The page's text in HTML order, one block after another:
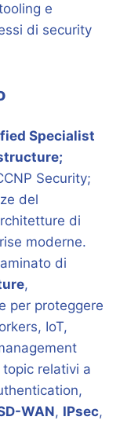
e
di security
Specialist
Security;
del
di
moderne.
di
,
per proteggere
IoT,
relativi a
WAN, IPsec,